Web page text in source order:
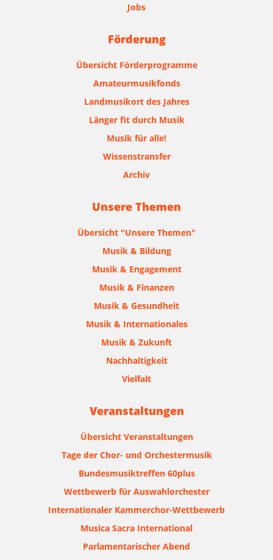
Jobs
Förderung
Übersicht Förderprogramme
Amateurmusikfonds
Landmusikort des Jahres
Länger fit durch Musik
Musik für alle!
Wissenstransfer
Archiv
Unsere Themen
Übersicht "Unsere Themen"
Musik & Bildung
Musik & Engagement
Musik & Finanzen
Musik & Gesundheit
Musik & Internationales
Musik & Zukunft
Nachhaltigkeit
Vielfalt
Veranstaltungen
Übersicht Veranstaltungen
Tage der Chor- und Orchestermusik
Bundesmusiktreffen 60plus
Wettbewerb für Auswahlorchester
Internationaler Kammerchor-Wettbewerb
Musica Sacra International
Parlamentarischer Abend